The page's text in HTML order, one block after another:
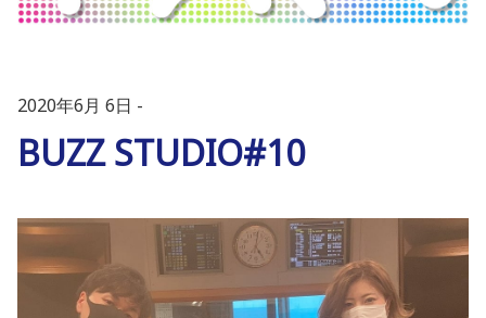
2020年6月 6日
BUZZ STUDIO#10